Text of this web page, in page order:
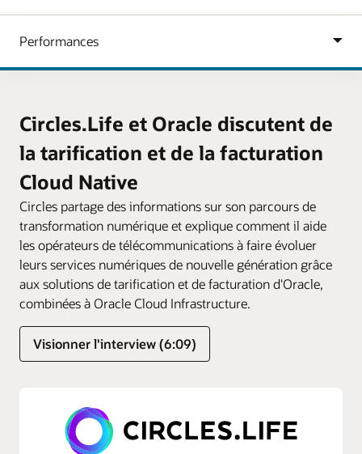
Circles.Life et Oracle discutent de
la tarification et de la facturation
Cloud Native
Circles partage des informations sur son parcours de
transformation numérique et explique comment il aide
les opérateurs de télécommunications à faire évoluer
leurs services numériques de nouvelle génération grâce
aux solutions de tarification et de facturation d'Oracle,
combinées à Oracle Cloud Infrastructure.
Visionner l'interview (6:09)